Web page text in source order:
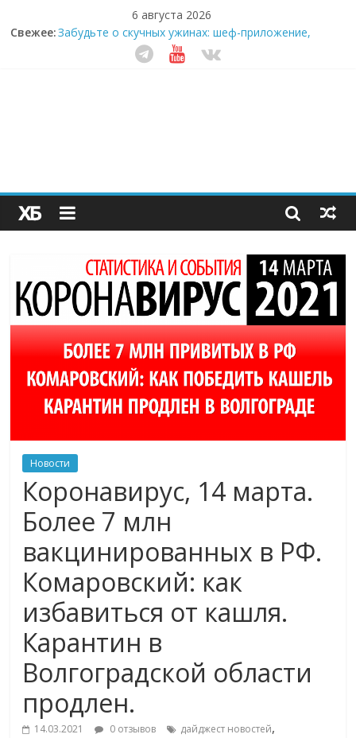
6 августа 2026
Свежее:Забудьте о скучных ужинах: шеф-приложение,
которое видит вашу еду насквозь
Небо зовёт: как бизнес на полётах дронов и
Секрет супергидратации: почему кокосовая вода с
пребиотиками становится главным трендом
здорового питания
Новости
Коронавирус, 14 марта.
Более 7 млн
вакцинированных в РФ.
Комаровский: как
избавиться от кашля.
Карантин в
Волгоградской области
продлен.
14.03.2021 0 отзывов дайджест новостей,